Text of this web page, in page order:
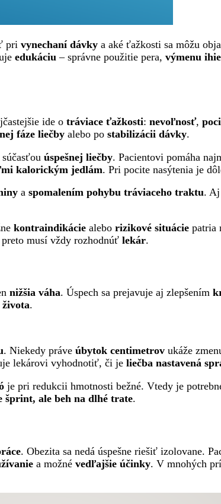
pri vynechaní dávky a aké ťažkosti sa môžu
edukáciu – správne použitie pera, výmenu
ide o tráviace ťažkosti: nevoľnosť,
fáze liečby alebo po stabilizácii dávky.
úspešnej liečby. Pacientovi pomáha
kalorickým jedlám. Pri pocite nasýtenia je
a spomalením pohybu tráviaceho traktu. Aj
kontraindikácie alebo rizikové situácie patria
musí vždy rozhodnúť lekár.
nižšia váha. Úspech sa prejavuje aj zlepšením
.
. Niekedy práve úbytok centimetrov ukáže
lekárovi vyhodnotiť, či je liečba nastavená
je pri redukcii hmotnosti bežné. Vtedy je
šprint, ale beh na dlhé trate.
. Obezita sa nedá úspešne riešiť izolovane.
a možné vedľajšie účinky. V mnohých